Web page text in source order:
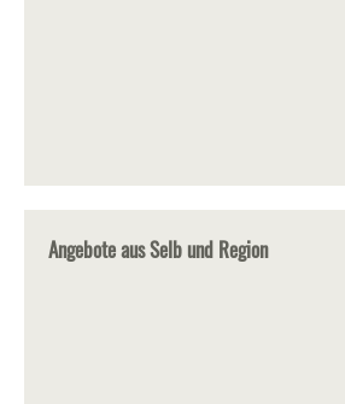
Angebote aus Selb und Region